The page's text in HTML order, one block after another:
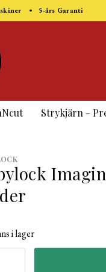
• 5-års Garanti
Strykjärn -
i lager